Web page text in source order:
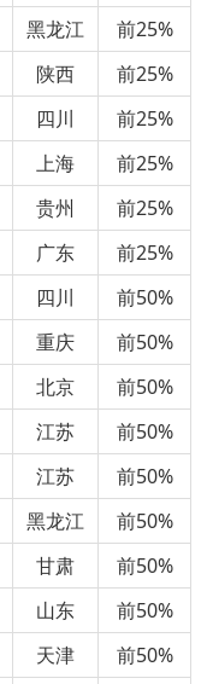
黑龙江
前25%
陕西
前25%
四川
前25%
上海
前25%
贵州
前25%
广东
前25%
四川
前50%
重庆
前50%
北京
前50%
江苏
前50%
江苏
前50%
黑龙江
前50%
甘肃
前50%
山东
前50%
天津
前50%